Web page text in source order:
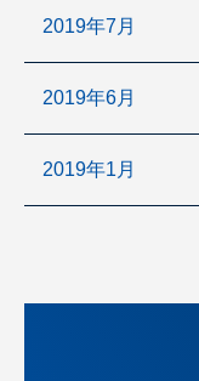
2019年7月
2019年6月
2019年1月